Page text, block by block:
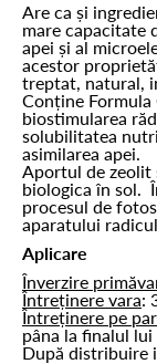
Are ca și
mare capacitate
apei și al
acestor
treptat, natural,
Conține
biostimularea
solubilitatea
asimilarea apei.
Aportul de zeolit
biologica în sol.
procesul de
aparatului
Aplicare
Înverzire
Întreținere vara:
Întreținere pe
pâna la finalul
După distribuire